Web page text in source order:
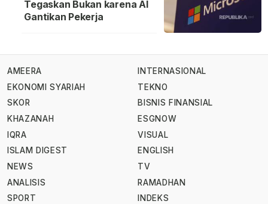
Tegaskan Bukan karena AI
Gantikan Pekerja
AMEERA
EKONOMI SYARIAH
SKOR
KHAZANAH
IQRA
ISLAM DIGEST
NEWS
ANALISIS
SPORT
INTERNASIONAL
TEKNO
BISNIS FINANSIAL
ESGNOW
VISUAL
ENGLISH
TV
RAMADHAN
INDEKS